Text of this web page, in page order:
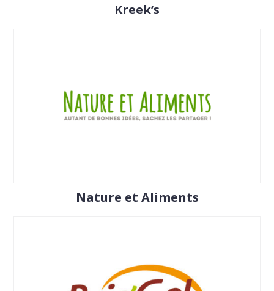
Kreek’s
Nature et Aliments